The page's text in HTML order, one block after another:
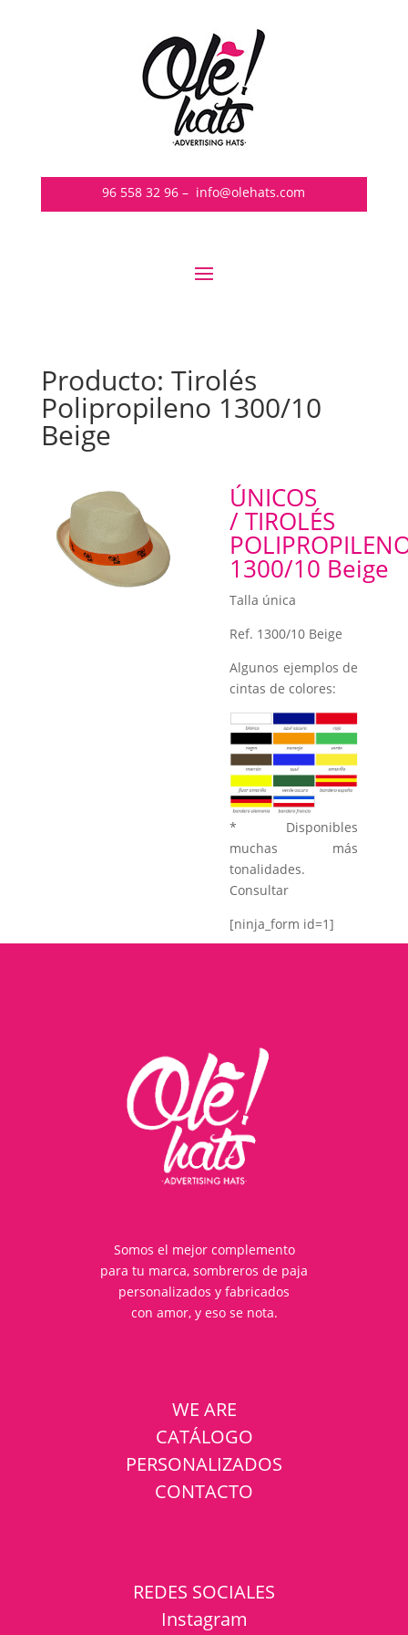
96 558 32 96 – info@olehats.com
Producto: Tirolés
Polipropileno 1300/10
Beige
ÚNICOS
/ TIROLÉS
1300/10 Beige
Talla única
Ref. 1300/10 Beige
Algunos ejemplos de
cintas de colores:
* Disponibles
muchas más
tonalidades.
Consultar
[ninja_form id=1]
Somos el mejor complemento
para tu marca, sombreros de paja
personalizados y fabricados
con amor, y eso se nota.
WE ARE
CATÁLOGO
PERSONALIZADOS
CONTACTO
REDES SOCIALES
Instagram